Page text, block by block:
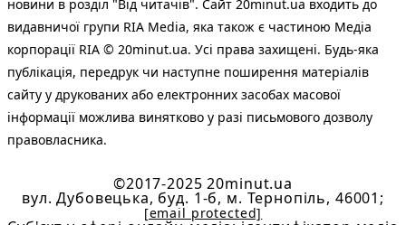
новини в розділ "Від читачів". Сайт 20minut.ua входить до
видавничої групи RIA Media, яка також є частиною Медіа
корпорації RIA © 20minut.ua. Усі права захищені. Будь-яка
публiкацiя, передрук чи наступне поширення матеріалів
сайту у друкованих або електронних засобах масової
інформації можлива винятково у разі письмового дозволу
правовласника.
©2017-2025 20minut.ua
вул. Дубовецька, буд. 1-б, м. Тернопіль, 46001;
[email protected]